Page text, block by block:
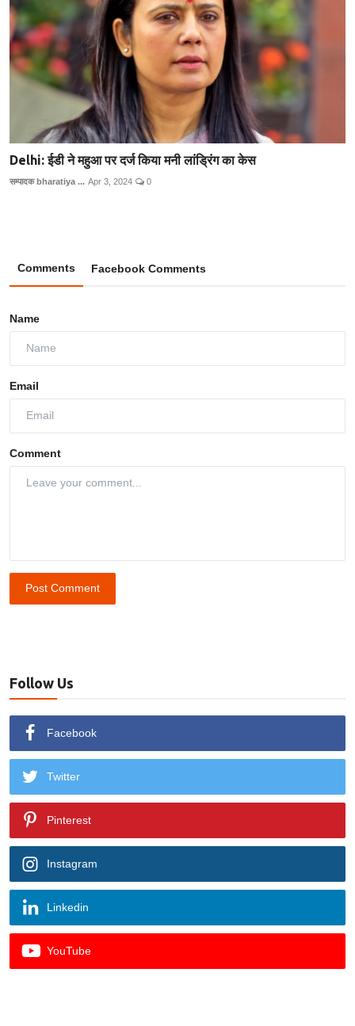
Delhi: ईडी ने महुआ पर दर्ज किया मनी लांड्रिंग का केस
सम्पादक bharatiya ... Apr 3, 2024 0
Comments Facebook Comments
Name
Email
Comment
Post Comment
Follow Us
Facebook
Twitter
Pinterest
Instagram
Linkedin
YouTube